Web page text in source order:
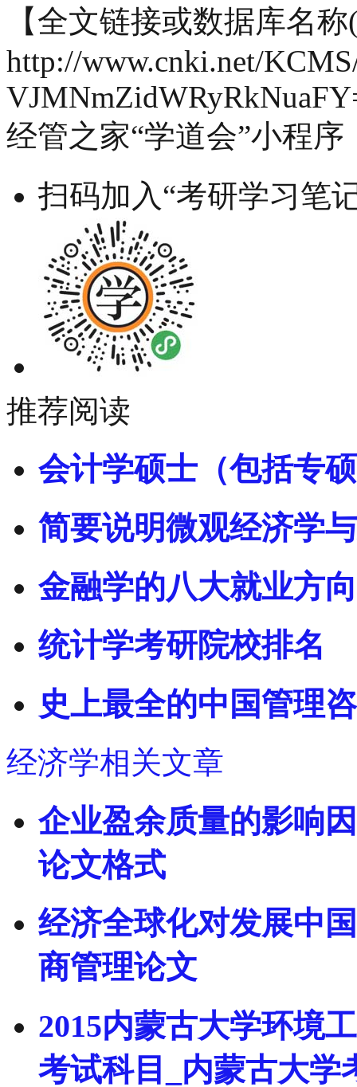
【全文链接或数据库名
http://www.cnki.net/
经管之家“学道会”小程序
扫码加入“考研学习笔
推荐阅读
会计学硕士（包括专
简要说明微观经济学
金融学的八大就业方
统计学考研院校排名
史上最全的中国管理
经济学相关文章
企业盈余质量的影响
论文格式
经济全球化对发展中
商管理论文
2015内蒙古大学环境
考试科目_内蒙古大学